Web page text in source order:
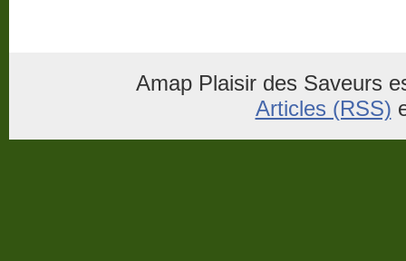
Amap Plaisir des Saveurs
Articles (RSS)